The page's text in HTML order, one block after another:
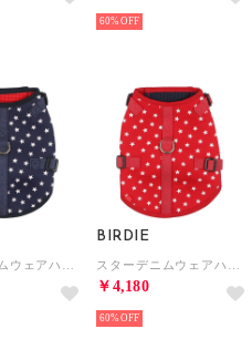
60%
BIRDIE
￥4,180
60%